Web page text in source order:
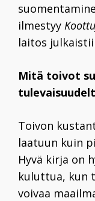
ilmestyy
laitos
Mitä toivot
Toivon
laatuun kuin
Hyvä kirja on
kuluttua, kun
voivaa